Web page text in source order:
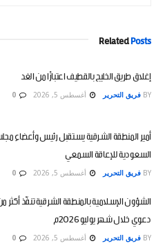
RelatedPosts
إغلاق طريق الخليج بالقطيف اعتبارًا من الغد
BY فريق التحرير أغسطس 5, 2026
أمير المنطقة الشرقية يستقبل رئيس وأعضاء
السعودية للإعاقة السمعي
BY فريق التحرير أغسطس 5, 2026
دعوي خلال شهر يوليو 2026م
BY فريق التحرير أغسطس 5, 2026